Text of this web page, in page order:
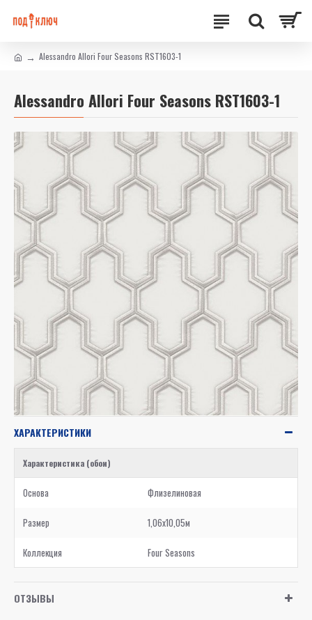
Alessandro Allori Four Seasons RST1603-1
Alessandro Allori Four Seasons RST1603-1
ХАРАКТЕРИСТИКИ
Характеристика (обои)
Основа Флизелиновая
Размер 1,06x10,05м
Коллекция Four Seasons
ОТЗЫВЫ